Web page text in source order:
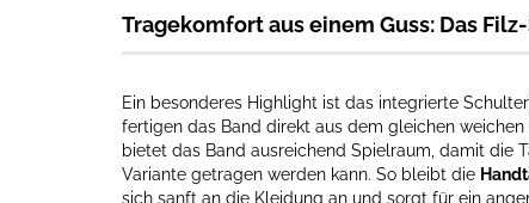
Tragekomfort aus einem Guss: Das
Ein besonderes Highlight ist das integrierte
fertigen das Band direkt aus dem gleichen
bietet das Band ausreichend Spielraum, damit die
Variante getragen werden kann. So bleibt die
sich sanft an die Kleidung an und sorgt für ein